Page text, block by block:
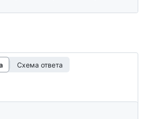
Схема ответа